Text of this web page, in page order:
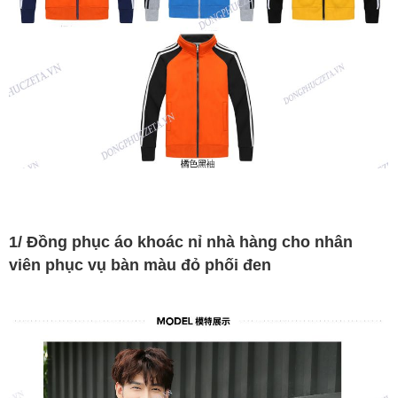
1/ Đồng phục áo khoác nỉ nhà hàng cho nhân
viên phục vụ bàn màu đỏ phối đen